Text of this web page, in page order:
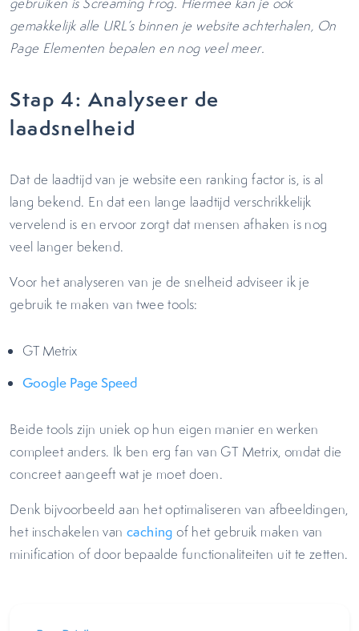
gemakkelijk alle URL’s binnen je website achterhalen, On
Page Elementen bepalen en nog veel meer.
Stap 4: Analyseer de
laadsnelheid
Dat de laadtijd van je website een ranking factor is, is al
lang bekend. En dat een lange laadtijd verschrikkelijk
vervelend is en ervoor zorgt dat mensen afhaken is nog
veel langer bekend.
Voor het analyseren van je de snelheid adviseer ik je
gebruik te maken van twee tools:
GT Metrix
Google Page Speed
Beide tools zijn uniek op hun eigen manier en werken
compleet anders. Ik ben erg fan van GT Metrix, omdat die
concreet aangeeft wat je moet doen.
Denk bijvoorbeeld aan het optimaliseren van afbeeldingen,
het inschakelen van caching of het gebruik maken van
minification of door bepaalde functionaliteiten uit te zetten.